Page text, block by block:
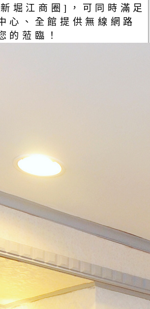
堀江商圈]，可同時滿足
心、全館提供無線網路
的蒞臨！